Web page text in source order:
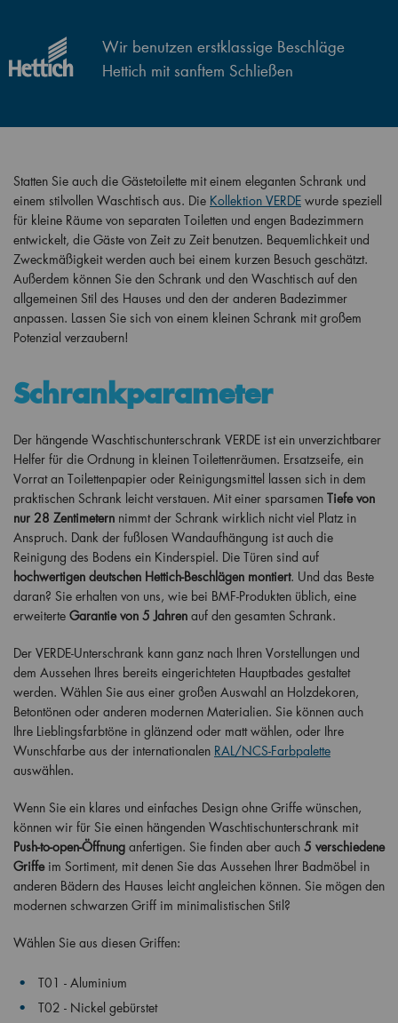
Wir benutzen erstklassige Beschläge
Hettich mit sanftem Schließen
Statten Sie auch die Gästetoilette mit einem eleganten Schrank und
einem stilvollen Waschtisch aus. Die Kollektion VERDE wurde speziell
für kleine Räume von separaten Toiletten und engen Badezimmern
entwickelt, die Gäste von Zeit zu Zeit benutzen. Bequemlichkeit und
Zweckmäßigkeit werden auch bei einem kurzen Besuch geschätzt.
Außerdem können Sie den Schrank und den Waschtisch auf den
allgemeinen Stil des Hauses und den der anderen Badezimmer
anpassen. Lassen Sie sich von einem kleinen Schrank mit großem
Potenzial verzaubern!
Schrankparameter
Der hängende Waschtischunterschrank VERDE ist ein unverzichtbarer
Helfer für die Ordnung in kleinen Toilettenräumen. Ersatzseife, ein
Vorrat an Toilettenpapier oder Reinigungsmittel lassen sich in dem
praktischen Schrank leicht verstauen. Mit einer sparsamen Tiefe von
nur 28 Zentimetern nimmt der Schrank wirklich nicht viel Platz in
Anspruch. Dank der fußlosen Wandaufhängung ist auch die
Reinigung des Bodens ein Kinderspiel. Die Türen sind auf
hochwertigen deutschen Hettich-Beschlägen montiert. Und das Beste
daran? Sie erhalten von uns, wie bei BMF-Produkten üblich, eine
erweiterte Garantie von 5 Jahren auf den gesamten Schrank.
Der VERDE-Unterschrank kann ganz nach Ihren Vorstellungen und
dem Aussehen Ihres bereits eingerichteten Hauptbades gestaltet
werden. Wählen Sie aus einer großen Auswahl an Holzdekoren,
Betontönen oder anderen modernen Materialien. Sie können auch
Ihre Lieblingsfarbtöne in glänzend oder matt wählen, oder Ihre
Wunschfarbe aus der internationalen RAL/NCS-Farbpalette
auswählen.
Wenn Sie ein klares und einfaches Design ohne Griffe wünschen,
können wir für Sie einen hängenden Waschtischunterschrank mit
Push-to-open-Öffnung anfertigen. Sie finden aber auch 5 verschiedene
Griffeim Sortiment, mit denen Sie das Aussehen Ihrer Badmöbel in
anderen Bädern des Hauses leicht angleichen können. Sie mögen den
modernen schwarzen Griff im minimalistischen Stil?
Wählen Sie aus diesen Griffen:
T01 - Aluminium
T02 - Nickel gebürstet